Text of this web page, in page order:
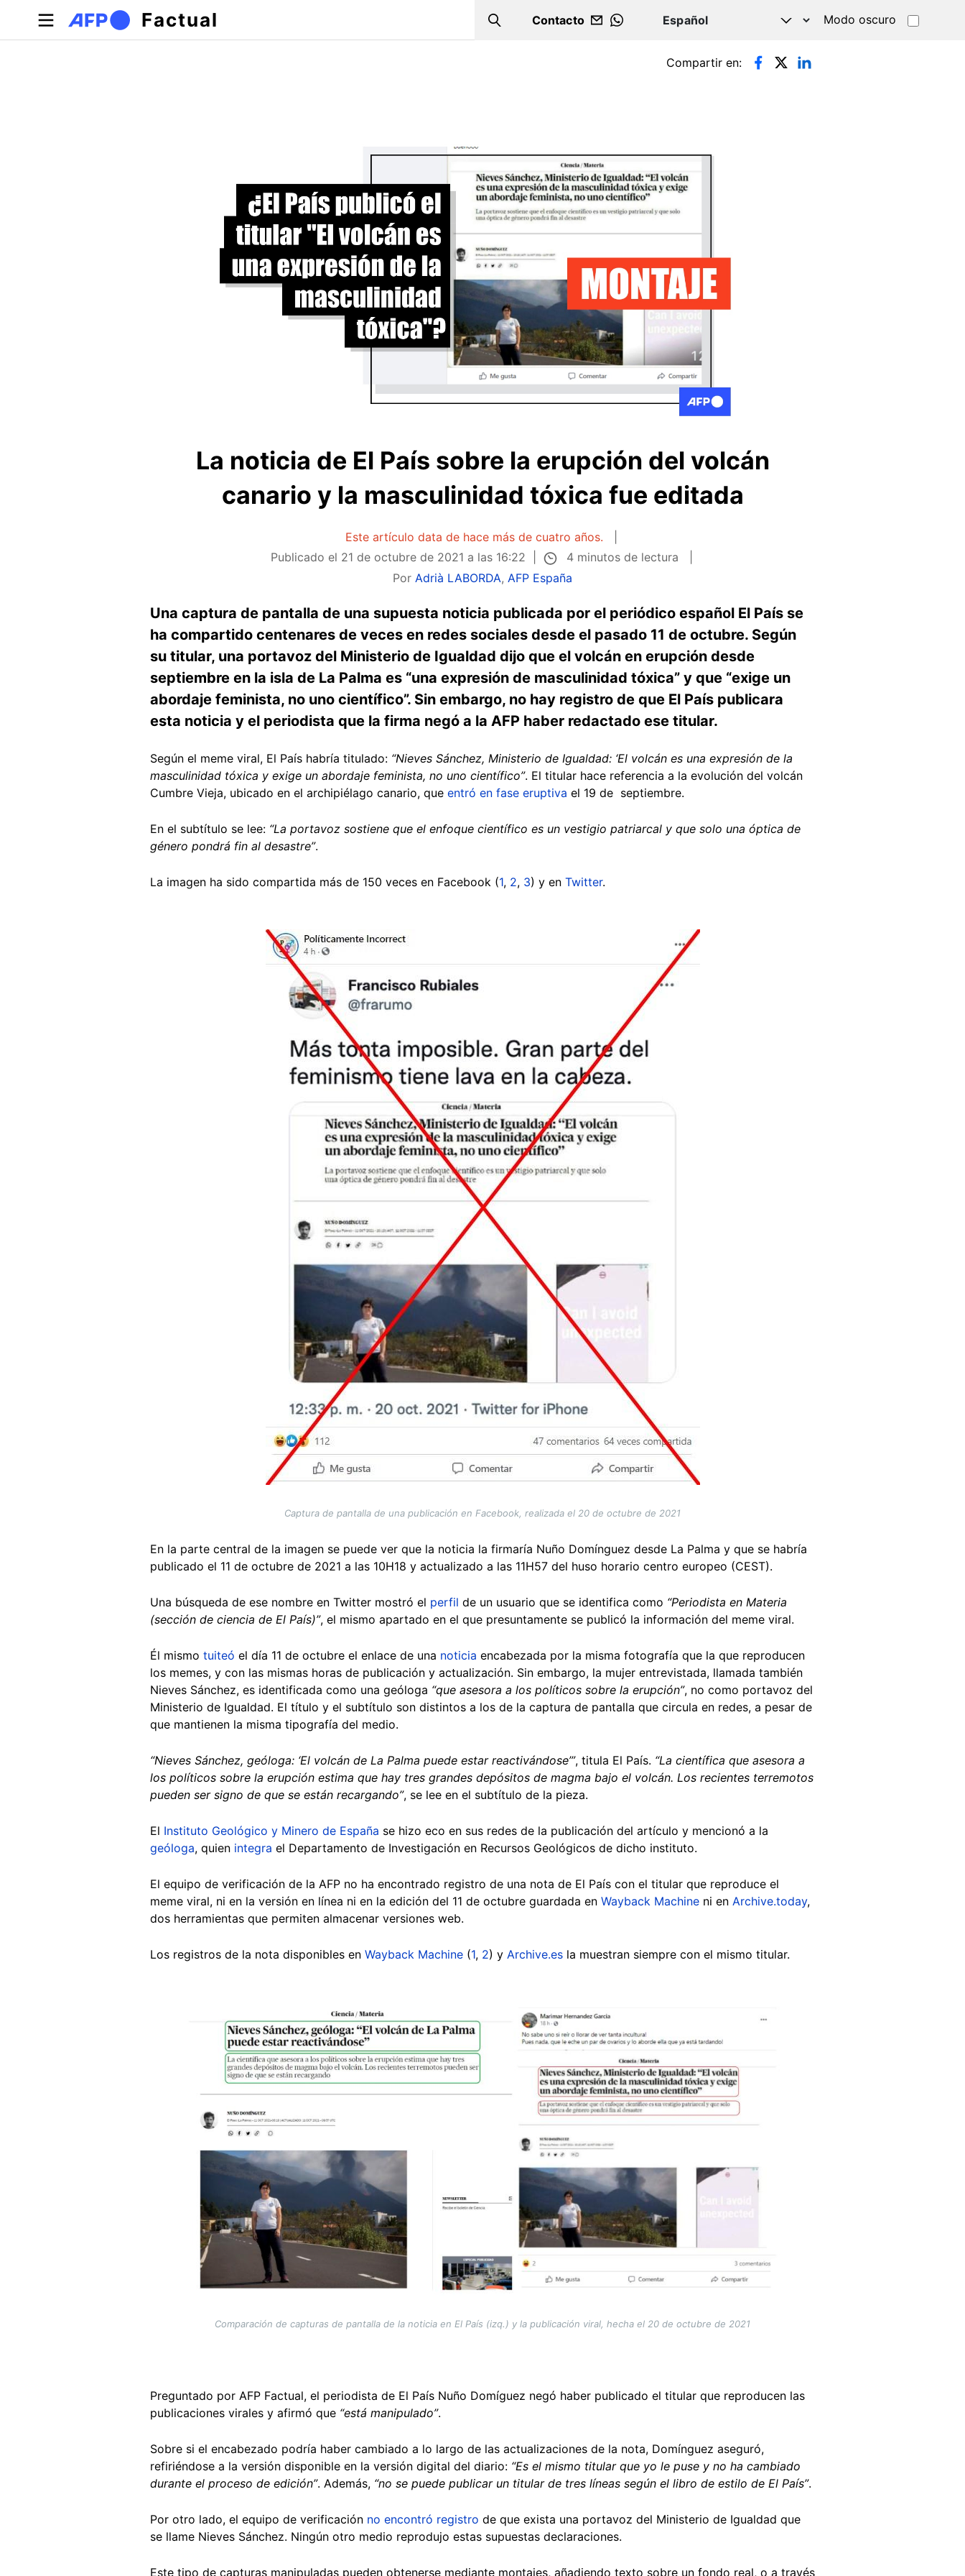
Pasar al contenido principal
Factual Search
Contacto
WHATSAPP
Modo oscuro
Solapas principales Compartir en:
La noticia de El País sobre la erupción del volcán
canario y la masculinidad tóxica fue editada
Este artículo data de hace más de cuatro años.
Publicado el 21 de octubre de 2021 a las 16:22
4 minutos de lectura
Por Adrià LABORDA, AFP España
Una captura de pantalla de una supuesta noticia publicada por el periódico español El País se
ha compartido centenares de veces en redes sociales desde el pasado 11 de octubre. Según
su titular, una portavoz del Ministerio de Igualdad dijo que el volcán en erupción desde
septiembre en la isla de La Palma es “una expresión de masculinidad tóxica” y que “exige un
abordaje feminista, no uno científico”. Sin embargo, no hay registro de que El País publicara
esta noticia y el periodista que la firma negó a la AFP haber redactado ese titular.
Según el meme viral, El País habría titulado: “Nieves Sánchez, Ministerio de Igualdad: ‘El volcán es una expresión de la
masculinidad tóxica y exige un abordaje feminista, no uno científico”. El titular hace referencia a la evolución del volcán
Cumbre Vieja, ubicado en el archipiélago canario, que entró en fase eruptiva el 19 de septiembre.
En el subtítulo se lee: “La portavoz sostiene que el enfoque científico es un vestigio patriarcal y que solo una óptica de
género pondrá fin al desastre”.
La imagen ha sido compartida más de 150 veces en Facebook (1, 2, 3) y en Twitter.
Captura de pantalla de una publicación en Facebook, realizada el 20 de octubre de 2021
En la parte central de la imagen se puede ver que la noticia la firmaría Nuño Domínguez desde La Palma y que se habría
publicado el 11 de octubre de 2021 a las 10H18 y actualizado a las 11H57 del huso horario centro europeo (CEST).
Una búsqueda de ese nombre en Twitter mostró el perfil de un usuario que se identifica como “Periodista en Materia
(sección de ciencia de El País)”, el mismo apartado en el que presuntamente se publicó la información del meme viral.
Él mismo tuiteó el día 11 de octubre el enlace de una noticia encabezada por la misma fotografía que la que reproducen
los memes, y con las mismas horas de publicación y actualización. Sin embargo, la mujer entrevistada, llamada también
Nieves Sánchez, es identificada como una geóloga “que asesora a los políticos sobre la erupción”, no como portavoz del
Ministerio de Igualdad. El título y el subtítulo son distintos a los de la captura de pantalla que circula en redes, a pesar de
que mantienen la misma tipografía del medio.
“Nieves Sánchez, geóloga: ‘El volcán de La Palma puede estar reactivándose’”, titula El País. “La científica que asesora a
los políticos sobre la erupción estima que hay tres grandes depósitos de magma bajo el volcán. Los recientes terremotos
pueden ser signo de que se están recargando”, se lee en el subtítulo de la pieza.
El Instituto Geológico y Minero de España se hizo eco en sus redes de la publicación del artículo y mencionó a la
geóloga, quien integra el Departamento de Investigación en Recursos Geológicos de dicho instituto.
El equipo de verificación de la AFP no ha encontrado registro de una nota de El País con el titular que reproduce el
meme viral, ni en la versión en línea ni en la edición del 11 de octubre guardada en Wayback Machine ni en Archive.today,
dos herramientas que permiten almacenar versiones web.
Los registros de la nota disponibles en Wayback Machine (1, 2) y Archive.es la muestran siempre con el mismo titular.
Comparación de capturas de pantalla de la noticia en El País (izq.) y la publicación viral, hecha el 20 de octubre de 2021
Preguntado por AFP Factual, el periodista de El País Nuño Domíguez negó haber publicado el titular que reproducen las
publicaciones virales y afirmó que “está manipulado”.
Sobre si el encabezado podría haber cambiado a lo largo de las actualizaciones de la nota, Domínguez aseguró,
refiriéndose a la versión disponible en la versión digital del diario: “Es el mismo titular que yo le puse y no ha cambiado
durante el proceso de edición”. Además, “no se puede publicar un titular de tres líneas según el libro de estilo de El País”.
Por otro lado, el equipo de verificación no encontró registro de que exista una portavoz del Ministerio de Igualdad que
se llame Nieves Sánchez. Ningún otro medio reprodujo estas supuestas declaraciones.
Este tipo de capturas manipuladas pueden obtenerse mediante montajes, añadiendo texto sobre un fondo real, o a través